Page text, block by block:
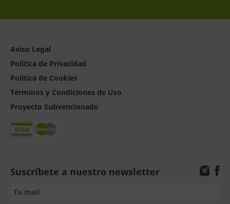
Aviso Legal
Política de Privacidad
Política de Cookies
Términos y Condiciones de Uso
Proyecto Subvencionado
Suscríbete a nuestro newsletter